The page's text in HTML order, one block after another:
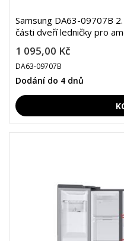
Samsung DA63-09707B
části dveří ledničky pro
1 095,00 Kč
DA63-09707B
Dodání do 4 dnů